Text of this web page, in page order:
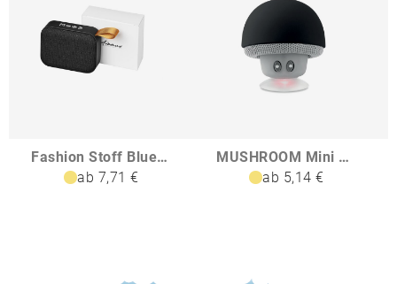
Fashion Stoff Bluetooth-Lautsprecher
ab 7,71 €
MUSHROOM Mini wireless Lautsprecher
ab 5,14 €